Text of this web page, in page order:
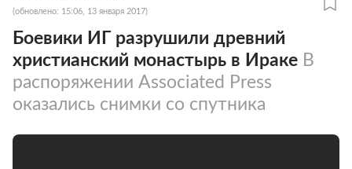
(обновлено: 15:06, 13 января 2017)
Боевики ИГ разрушили древний
христианский монастырь в Ираке В
распоряжении Associated Press
оказались снимки со спутника